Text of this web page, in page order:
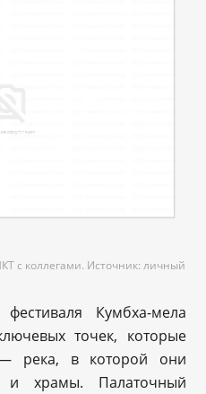
с коллегами. Источник: личный
Кумбха-мела
точек, которые
река, в которой они
и храмы. Палаточный